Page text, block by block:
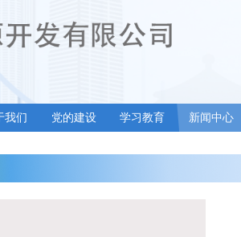
我们 党的建设 学习教育 新闻中心